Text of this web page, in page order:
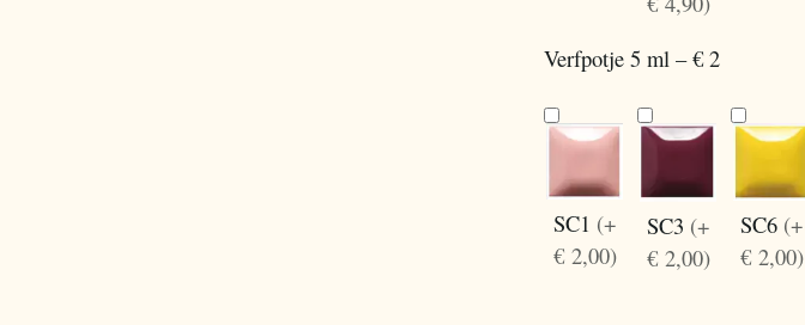
Verfpotje 5 ml – € 2
SC1 (+
€ 2,00)
SC3 (+
€ 2,00)
SC6 (+
€ 2,00)